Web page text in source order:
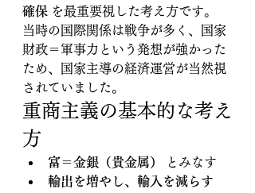
確保 を最重要視した考え方です。
当時の国際関係は戦争が多く、国家
財政＝軍事力という発想が強かった
ため、国家主導の経済運営が当然視
されていました。
重商主義の基本的な考え
方
富＝金銀（貴金属）
とみなす
輸出を増やし、輸入を減らす